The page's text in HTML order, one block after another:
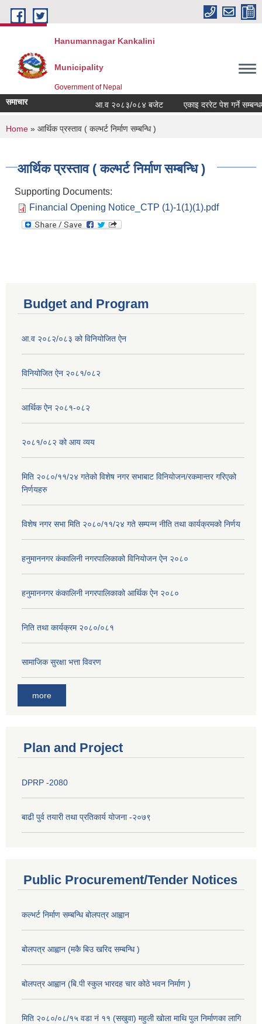
Skip to main content
Hanumannagar Kankalini
Municipality
Government of Nepal
समाचार आ.व २०८३/०८४ बजेट एकाइ दररेट पेश गर्ने सम्बन्धमा
You are here
Home » आर्थिक प्रस्ताव ( कल्भर्ट निर्माण सम्बन्धि )
आर्थिक प्रस्ताव ( कल्भर्ट निर्माण सम्बन्धि )
Supporting Documents:
Financial Opening Notice_CTP (1)-1(1)(1).pdf
Budget and Program
आ.व २०८२/०८३ को विनियोजित ऐन
विनियोजित ऐन २०८१/०८२
आर्थिक ऐन २०८१-०८२
२०८१/०८२ को आय व्यय
मिति २०८०/११/२४ गतेको विशेष नगर सभाबाट विनियोजन/रकमान्तर गरिएको
निर्णयहरु
विशेष नगर सभा मिति २०८०/११/२४ गते सम्पन्न नीति तथा कार्यक्रमको निर्णय
हनुमाननगर कंकालिनी नगरपालिकाको विनियोजन ऐन २०८०
हनुमाननगर कंकालिनी नगरपालिकाको आर्थिक ऐन २०८०
निति तथा कार्यक्रम २०८०/०८१
सामाजिक सुरक्षा भत्ता विवरण
more
Plan and Project
DPRP -2080
बाढी पुर्व तयारी तथा प्रतिकार्य योजना -२०७९
Public Procurement/Tender Notices
कल्भर्ट निर्माण सम्बन्धि बोलपत्र आह्वान
बोलपत्र आह्वान (मकै बिउ खरिद सम्बन्धि )
बोलपत्र आह्वान (बि.पी स्कुल भारदह चार कोठे भवन निर्माण )
मिति २०८०/०८/१५ वडा नं ११ (सखुवा) महुली खोला माथि पुल निर्माणका लागि